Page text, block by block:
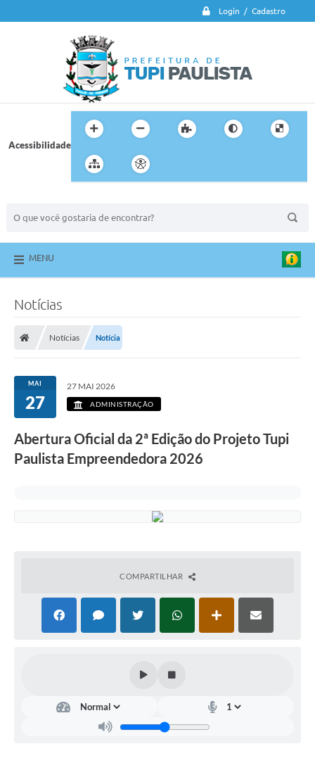
Login / Cadastro
Acessibilidade
MENU
Notícias
Notícias Notícia
MAI
27
27 MAI 2026
ADMINISTRAÇÃO
Abertura Oficial da 2ª Edição do Projeto Tupi
Paulista Empreendedora 2026
COMPARTILHAR